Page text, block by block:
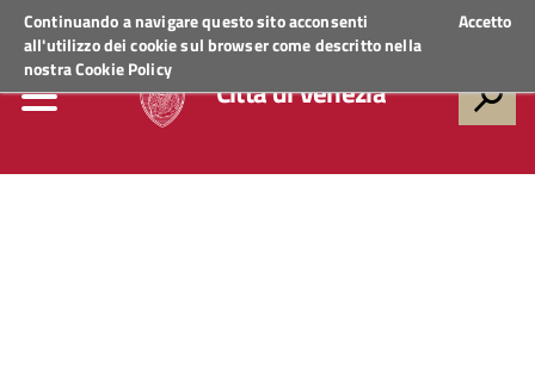
Continuando a navigare questo sito acconsenti
all'utilizzo dei cookie sul browser come descritto nella
nostraCookie Policy
Accetto
Regione VenetoACCEDI AI SERVIZI
Città di Venezia